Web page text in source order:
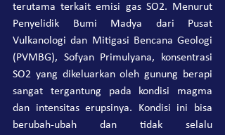
terutama terkait emisi gas SO2. Menurut
Penyelidik Bumi Madya dari Pusat
Vulkanologi dan Mitigasi Bencana Geologi
(PVMBG), Sofyan Primulyana, konsentrasi
SO2 yang dikeluarkan oleh gunung berapi
sangat tergantung pada kondisi magma
dan intensitas erupsinya. Kondisi ini bisa
berubah-ubah dan tidak selalu